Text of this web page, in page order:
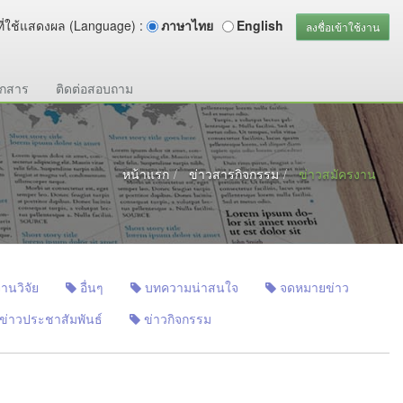
ช้แสดงผล (Language) : ภาษาไทย English ลงชื่อเข้าใช้งาน
สาร ติดต่อสอบถาม
หน้าแรก ข่าวสารกิจกรรม ข่าวสมัครงาน
นวิจัย อื่นๆ บทความน่าสนใจ
จดหมายข่าว
ข่าวประชาสัมพันธ์ ข่าวกิจกรรม